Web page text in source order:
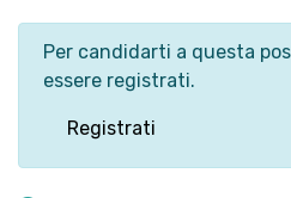
Per candidarti a questa
essere registrati.
Registrati